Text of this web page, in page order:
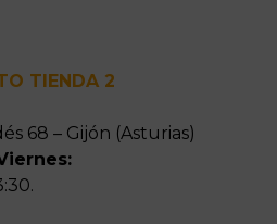
TIENDA 2
68 – Gijón (Asturias)